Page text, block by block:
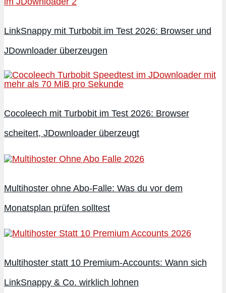
LinkSnappy mit Turbobit im Test 2026: Browser und
JDownloader überzeugen
Cocoleech mit Turbobit im Test 2026: Browser
scheitert, JDownloader überzeugt
Multihoster ohne Abo-Falle: Was du vor dem
Monatsplan prüfen solltest
Multihoster statt 10 Premium-Accounts: Wann sich
LinkSnappy & Co. wirklich lohnen